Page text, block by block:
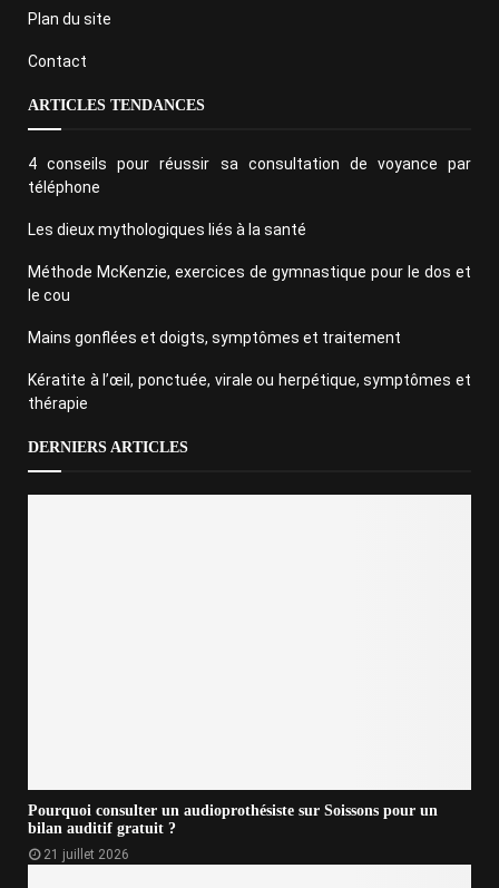
Plan du site
Contact
ARTICLES TENDANCES
4 conseils pour réussir sa consultation de voyance par
téléphone
Les dieux mythologiques liés à la santé
Méthode McKenzie, exercices de gymnastique pour le dos et
le cou
Mains gonflées et doigts, symptômes et traitement
Kératite à l’œil, ponctuée, virale ou herpétique, symptômes et
thérapie
DERNIERS ARTICLES
Pourquoi consulter un audioprothésiste sur Soissons pour un
bilan auditif gratuit ?
21 juillet 2026